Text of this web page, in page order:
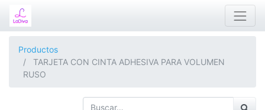
Productos
TARJETA CON CINTA ADHESIVA PARA VOLUMEN
RUSO